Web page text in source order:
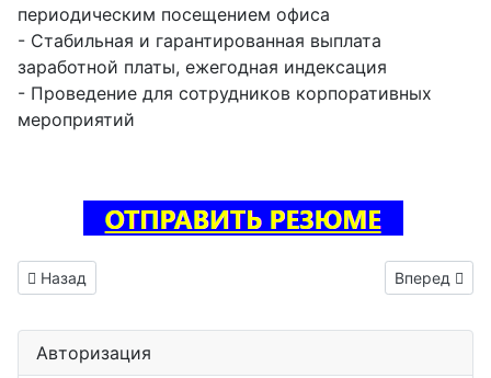
периодическим посещением офиса
- Стабильная и гарантированная выплата
заработной платы, ежегодная индексация
- Проведение для сотрудников корпоративных
мероприятий
Предыдущий: Инженер по наладке и испытаниям вакансия
Назад Следующий:
Вперед
Авторизация